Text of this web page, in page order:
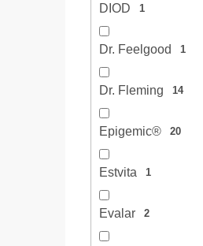
DIOD 1
Dr. Feelgood 1
Dr. Fleming 14
Epigemic® 20
Estvita 1
Evalar 2